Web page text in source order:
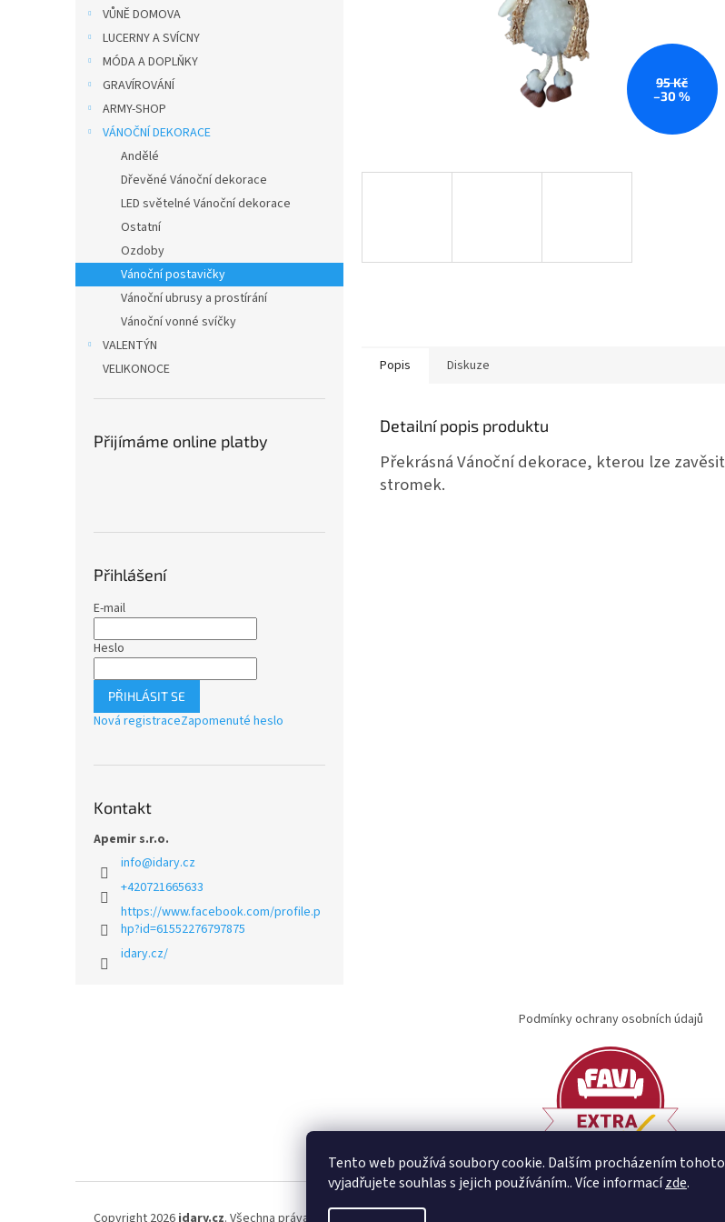
Tento web používá soubory cookie. Dalším procházením
vyjadřujete souhlas s jejich používáním.. Více informacízde.
VŮNĚ DOMOVA
LUCERNY A SVÍCNY
MÓDA A DOPLŇKY
GRAVÍROVÁNÍ
ARMY-SHOP
VÁNOČNÍ DEKORACE
Andělé
Dřevěné Vánoční dekorace
LED světelné Vánoční dekorace
Ostatní
Ozdoby
Vánoční postavičky
Vánoční ubrusy a prostírání
Vánoční vonné svíčky
VALENTÝN
VELIKONOCE
Přijímáme online platby
Přihlášení
E-mail
Heslo
PŘIHLÁSIT SE
Nová registraceZapomenuté heslo
Kontakt
Apemir s.r.o.
info@idary.cz
+420721665633
https://www.facebook.com/profile.p
hp?id=61552276797875
idary.cz/
95 Kč
–30 %
Popis Diskuze
Detailní popis produktu
Překrásná Vánoční dekorace, kterou lze
stromek.
Podmínky ochrany osobních údajů
Copyright 2026 idary.cz. Všechna práva vyhrazena.